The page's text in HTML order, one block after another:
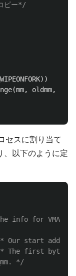
ピー*/
))
(mm, oldmm,
セスに割り当て
、以下のように定
info for VMA
Our start
The first byte
*/